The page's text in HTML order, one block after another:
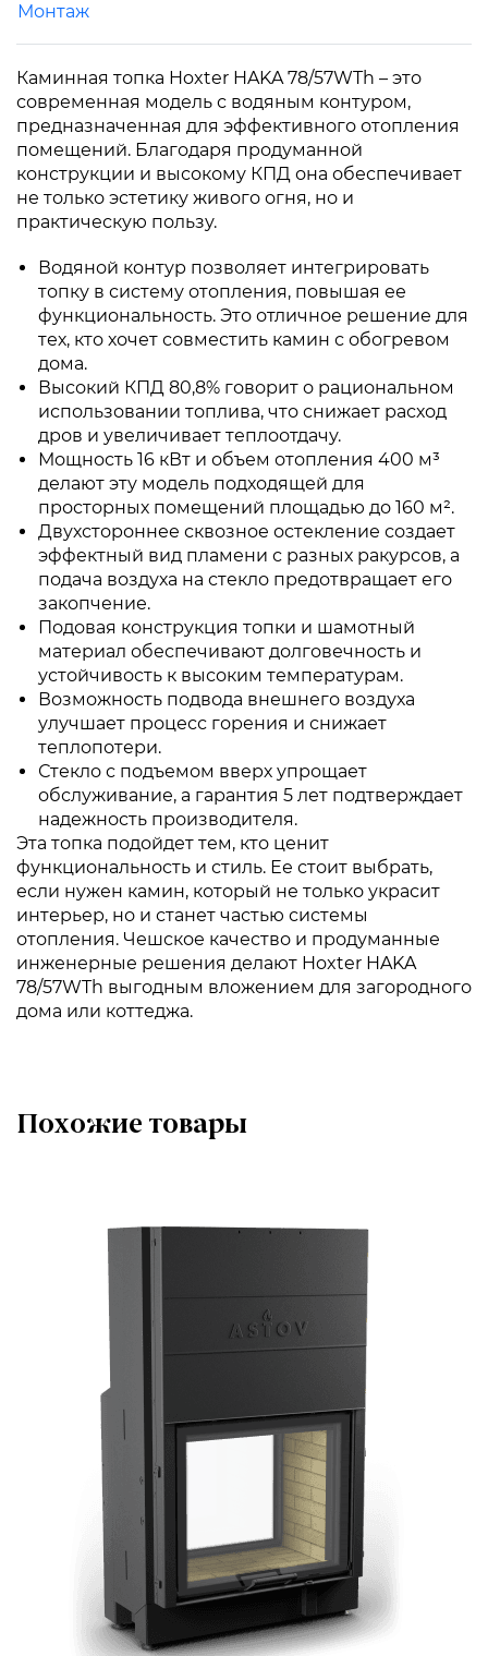
Монтаж
Каминная топка Hoxter HAKA 78/57WTh – это
современная модель с водяным контуром,
предназначенная для эффективного отопления
помещений. Благодаря продуманной
конструкции и высокому КПД она обеспечивает
не только эстетику живого огня, но и
практическую пользу.
Водяной контур позволяет интегрировать
топку в систему отопления, повышая ее
функциональность. Это отличное решение для
тех, кто хочет совместить камин с обогревом
дома.
Высокий КПД 80,8% говорит о рациональном
использовании топлива, что снижает расход
дров и увеличивает теплоотдачу.
Мощность 16 кВт и объем отопления 400 м³
делают эту модель подходящей для
просторных помещений площадью до 160 м².
Двухстороннее сквозное остекление создает
эффектный вид пламени с разных ракурсов, а
подача воздуха на стекло предотвращает его
закопчение.
Подовая конструкция топки и шамотный
материал обеспечивают долговечность и
устойчивость к высоким температурам.
Возможность подвода внешнего воздуха
улучшает процесс горения и снижает
теплопотери.
Стекло с подъемом вверх упрощает
обслуживание, а гарантия 5 лет подтверждает
надежность производителя.
Эта топка подойдет тем, кто ценит
функциональность и стиль. Ее стоит выбрать,
если нужен камин, который не только украсит
интерьер, но и станет частью системы
отопления. Чешское качество и продуманные
инженерные решения делают Hoxter HAKA
78/57WTh выгодным вложением для загородного
дома или коттеджа.
Похожие товары